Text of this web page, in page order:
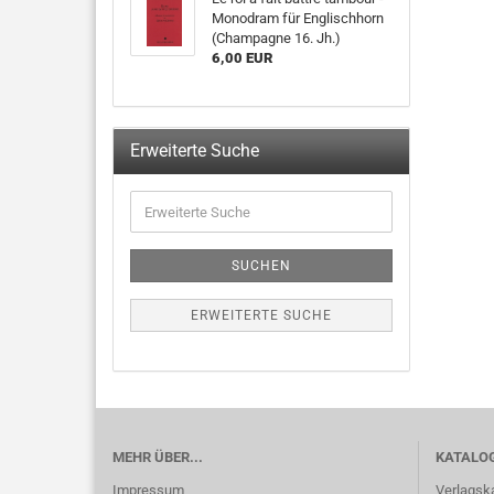
Monodram für Englischhorn
(Champagne 16. Jh.)
6,00 EUR
Erweiterte Suche
SUCHEN
ERWEITERTE SUCHE
MEHR ÜBER...
Impressum